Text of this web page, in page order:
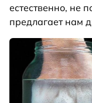
естественно, не
предлагает нам